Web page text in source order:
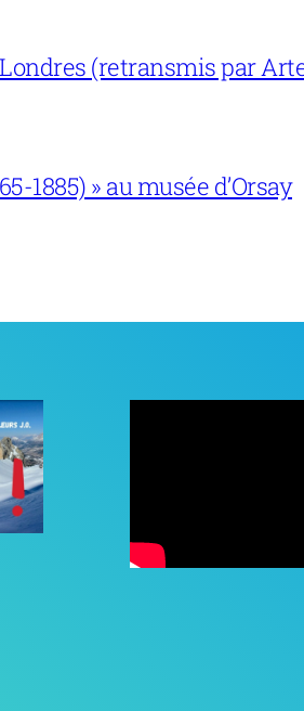
(retransmis par
1885) » au musée d’Orsay